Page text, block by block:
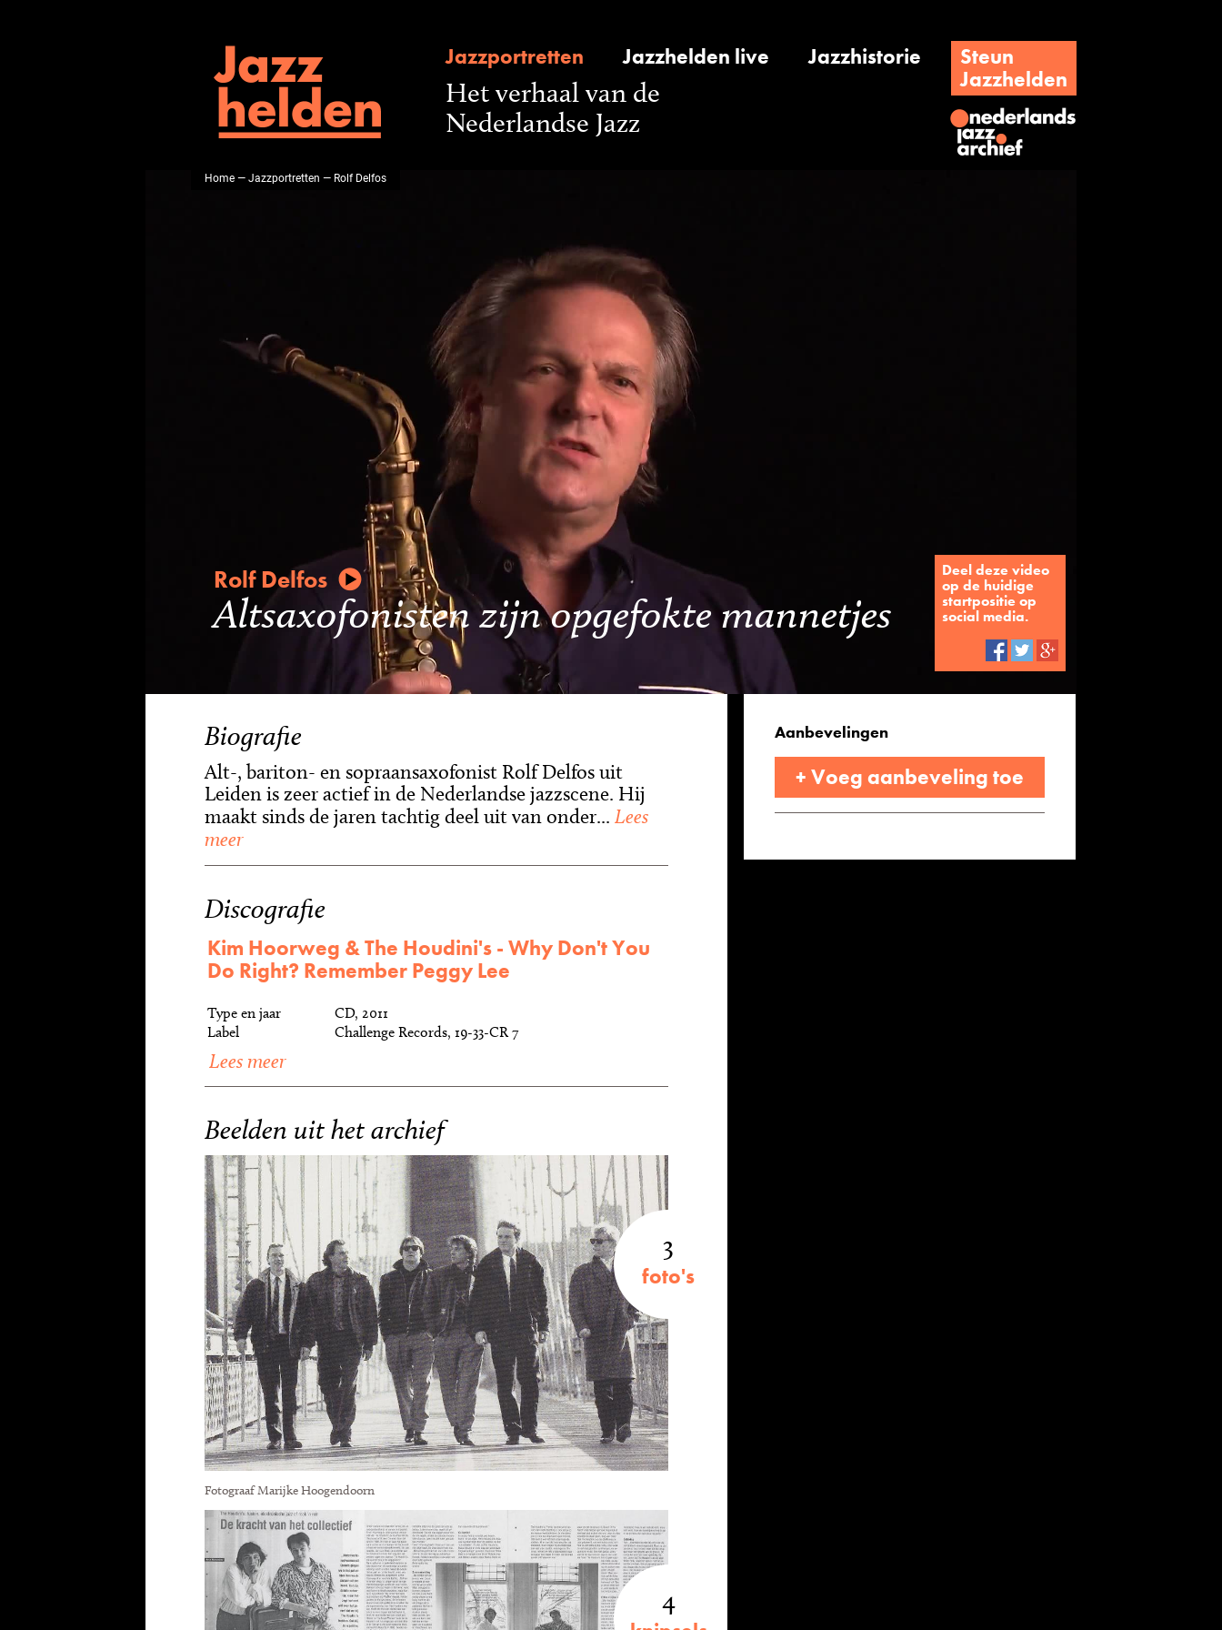
Jazzportretten Jazzhelden live Jazzhistorie
Steun
Jazzhelden
Het verhaal van de
Nederlandse Jazz
Home—Jazzportretten — Rolf Delfos
Rolf Delfos
Altsaxofonisten zijn opgefokte mannetjes
Deel deze video
op de huidige
startpositie op
social media.
Biografie
Alt-, bariton- en sopraansaxofonist Rolf Delfos uit
Leiden is zeer actief in de Nederlandse jazzscene. Hij
maakt sinds de jaren tachtig deel uit van onder... Lees
meer
Discografie
Kim Hoorweg & The Houdini's - Why Don't You
Do Right? Remember Peggy Lee
Type en jaar
CD, 2011
Label
Challenge Records, 19-33-CR 7
Lees meer
Beelden uit het archief
3
foto's
Fotograaf Marijke Hoogendoorn
4
Aanbevelingen
+ Voeg aanbeveling toe